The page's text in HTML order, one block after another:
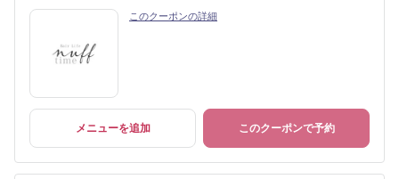
このクーポンの詳細
メニューを追加 このクーポンで予約